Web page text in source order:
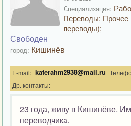
Специализация:
Переводы; Прочее
переводы);
Свободен
город: Кишинёв
E-mail: katerahm2938@mail.ru
Др. контакты:
23 года, живу в Кишинёве.
переводчика.